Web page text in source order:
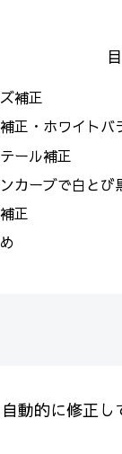
補正
正・ホワイトバ
ール補正
カーブで白とび
正
動的に修正し